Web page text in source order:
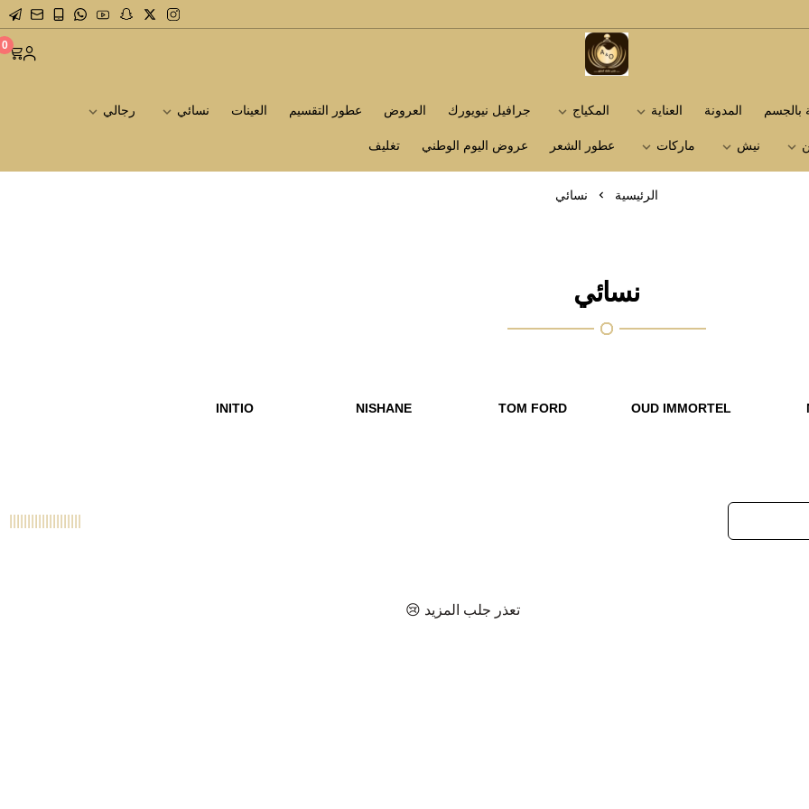
متجر عاشق العطور 0
بالجسم المدونة العناية المكياج جرافيل نيويورك العروض عطور التقسيم العينات نسائي رجالي
نيش ماركات عطور الشعر عروض اليوم الوطني تغليف
الرئيسية نسائي
نسائي
OUD IMMORTEL
TOM FORD
NISHANE
INITIO
تعذر جلب المزيد 😢